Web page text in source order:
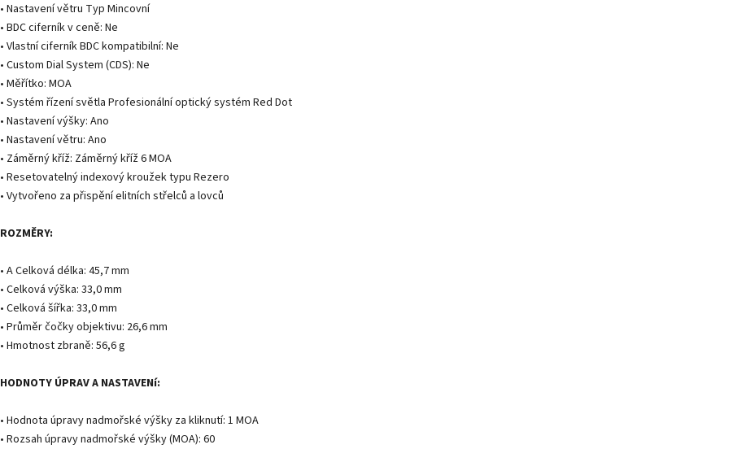
• Nastavení větru Typ Mincovní
• BDC ciferník v ceně: Ne
• Vlastní ciferník BDC kompatibilní: Ne
• Custom Dial System (CDS): Ne
• Měřítko: MOA
• Systém řízení světla Profesionální optický systém Red Dot
• Nastavení výšky: Ano
• Nastavení větru: Ano
• Záměrný kříž: Záměrný kříž 6 MOA
• Resetovatelný indexový kroužek typu Rezero
• Vytvořeno za přispění elitních střelců a lovců
ROZMĚRY:
• A Celková délka: 45,7 mm
• Celková výška: 33,0 mm
• Celková šířka: 33,0 mm
• Průměr čočky objektivu: 26,6 mm
• Hmotnost zbraně: 56,6 g
HODNOTY ÚPRAV A NASTAVENí:
• Hodnota úpravy nadmořské výšky za kliknutí: 1 MOA
• Rozsah úpravy nadmořské výšky (MOA): 60